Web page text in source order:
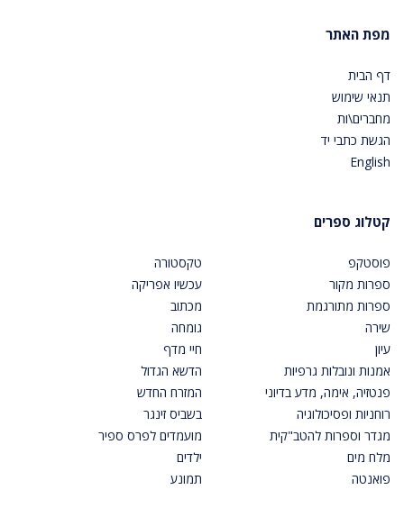
מפת האתר
דף הבית
תנאי שימוש
מחברים\ות
הגשת כתבי יד
English
קטלוג ספרים
פוסטקפ
ספרות מקור
ספרות מתורגמת
שירה
עיון
אמנות ונובלות גרפיות
פנטזיה, אימה, מדע בדיוני
רוחניות ופסיכולוגיה
מגדר וספרות להטב"קית
מלח מים
פואנטה
טקסטורה
עכשיו אפריקה
מכתוב
גומחה
חיי מדף
הדשא הגדול
המזרח החדש
בשביס זינגר
מועמדים לפרס ספיר
ילדים
תמונע